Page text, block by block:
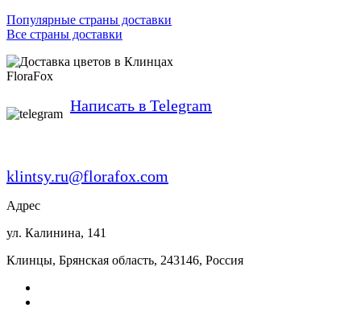
Популярные страны доставки
Все страны доставки
FloraFox
Написать в Telegram
klintsy.ru@florafox.com
Адрес
ул. Калинина, 141
Клинцы, Брянская область, 243146, Россия